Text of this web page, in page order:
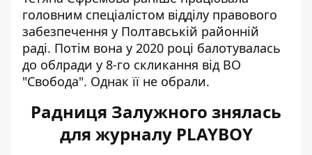
головним спеціалістом відділу правового
забезпечення у Полтавській районній
раді. Потім вона у 2020 році балотувалась
до облради у 8-го скликання від ВО
"Свобода". Однак її не обрали.
Радниця Залужного знялась
для журналу PLAYBOY